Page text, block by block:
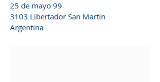
25 de mayo 99
3103 Libertador San Martin
Argentina